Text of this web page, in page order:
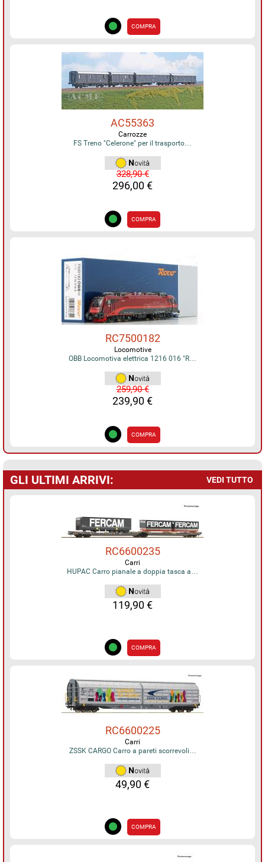
COMPRA
AC55363
Carrozze
FS Treno "Celerone" per il trasporto…
328,90 €
296,00 €
COMPRA
RC7500182
Locomotive
OBB Locomotiva elettrica 1216 016 "R…
259,90 €
239,90 €
COMPRA
GLI ULTIMI ARRIVI: VEDI TUTTO
RC6600235
Carri
HUPAC Carro pianale a doppia tasca a…
119,90 €
COMPRA
RC6600225
Carri
ZSSK CARGO Carro a pareti scorrevoli…
49,90 €
COMPRA